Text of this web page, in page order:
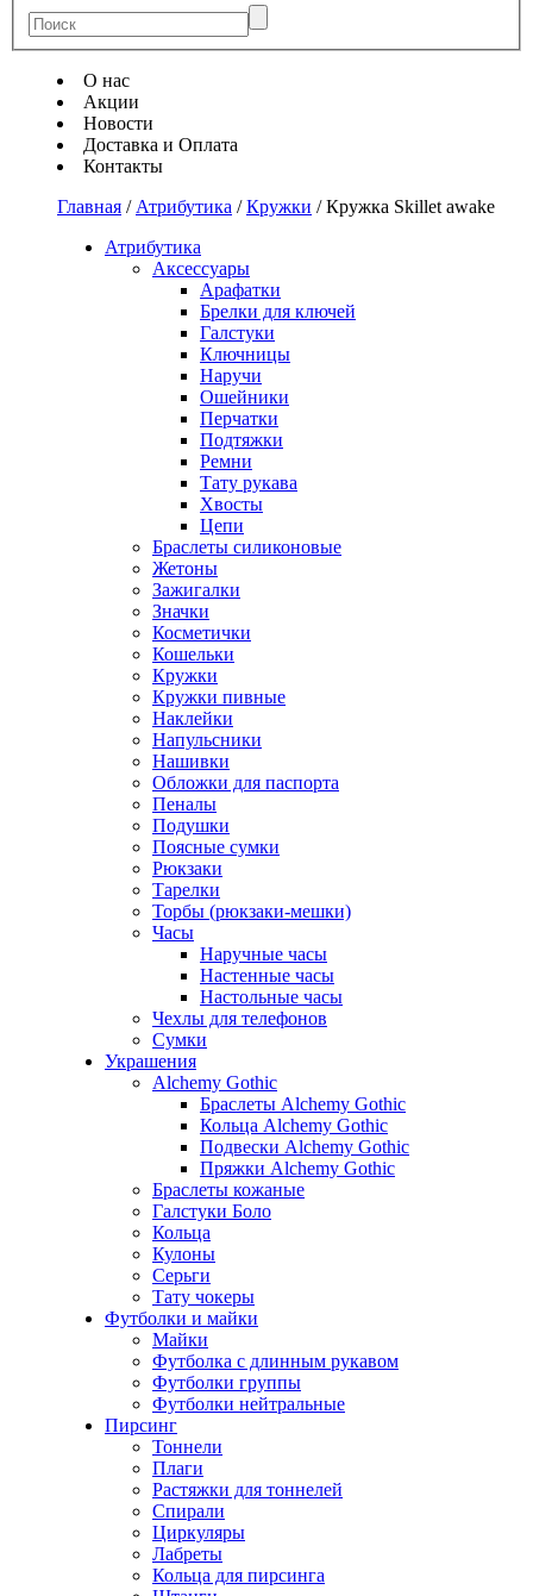
О нас
Акции
Новости
Доставка и Оплата
Контакты
Главная / Атрибутика /Кружки /Кружка Skillet awake
Атрибутика
Аксессуары
Арафатки
Брелки для ключей
Галстуки
Ключницы
Наручи
Ошейники
Перчатки
Подтяжки
Ремни
Тату рукава
Хвосты
Цепи
Браслеты силиконовые
Жетоны
Зажигалки
Значки
Косметички
Кошельки
Кружки
Кружки пивные
Наклейки
Напульсники
Нашивки
Обложки для паспорта
Пеналы
Подушки
Поясные сумки
Рюкзаки
Тарелки
Торбы (рюкзаки-мешки)
Часы
Наручные часы
Настенные часы
Настольные часы
Чехлы для телефонов
Сумки
Украшения
Alchemy Gothic
Браслеты Alchemy Gothic
Кольца Alchemy Gothic
Подвески Alchemy Gothic
Пряжки Alchemy Gothic
Браслеты кожаные
Галстуки Боло
Кольца
Кулоны
Серьги
Тату чокеры
Футболки и майки
Майки
Футболка с длинным рукавом
Футболки группы
Футболки нейтральные
Пирсинг
Тоннели
Плаги
Растяжки для тоннелей
Спирали
Циркуляры
Лабреты
Кольца для пирсинга